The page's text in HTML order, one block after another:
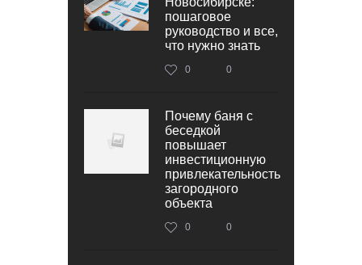
пошаговое
руководство и все,
что нужно знать
0 0
Почему баня с
беседкой
повышает
инвестиционную
привлекательность
загородного
объекта
0 0